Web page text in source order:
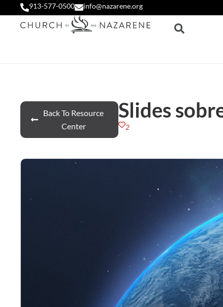
913-577-0500 info@nazarene.org
Back To Resource
Center
Slides
2